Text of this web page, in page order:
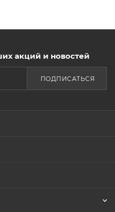
акций и новостей
ПОДПИСАТЬСЯ